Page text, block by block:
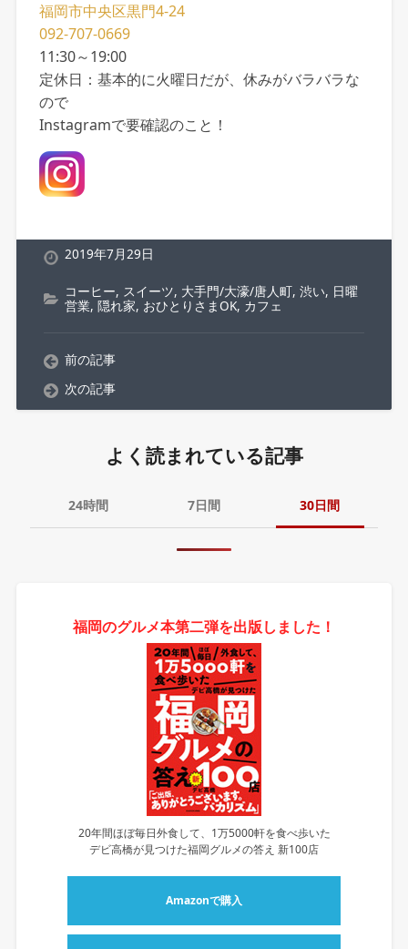
福岡市中央区黒門4-24
092-707-0669
11:30～19:00
定休日：基本的に火曜日だが、休みがバラバラな
ので
Instagramで要確認のこと！
2019年7月29日
コーヒー, スイーツ, 大手門/大濠/唐人町, 渋い, 日曜
営業, 隠れ家, おひとりさまOK, カフェ
前の記事
次の記事
よく読まれている記事
24時間 7日間 30日間
福岡のグルメ本第二弾を出版しました！
20年間ほぼ毎日外食して、1万5000軒を食べ歩いた
デビ高橋が見つけた福岡グルメの答え 新100店
Amazonで購入